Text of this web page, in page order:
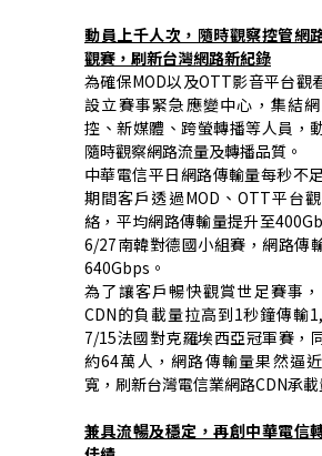
動員上千人次，隨時觀察控管網
觀賽，刷新台灣網路新紀錄
為確保MOD以及OTT影音平台觀
設立賽事緊急應變中心，集結
控、新媒體、跨螢轉播等人員，
隨時觀察網路流量及轉播品質。
中華電信平日網路傳輸量每秒不
期間客戶透過MOD、OTT平台
絡，平均網路傳輸量提升至
6/27南韓對德國小組賽，網路傳
640Gbps。
為了讓客戶暢快觀賞世足賽事
CDN的負載量拉高到1秒鐘傳輸
7/15法國對克羅埃西亞冠軍賽，
約64萬人，網路傳輸量果然逼
寬，刷新台灣電信業網路CDN承載
兼具流暢及穩定，再創中華電信